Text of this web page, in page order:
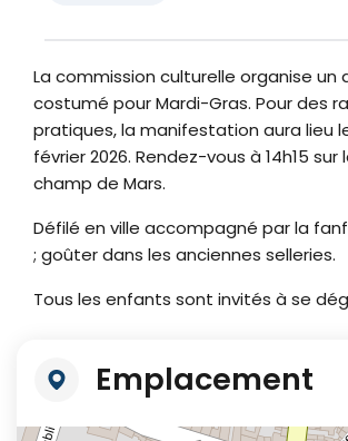
La commission culturelle organise un
costumé pour Mardi-Gras. Pour des
pratiques, la manifestation aura lieu
février 2026. Rendez-vous à 14h15 sur
champ de Mars.
Défilé en ville accompagné par la
; goûter dans les anciennes selleries.
Tous les enfants sont invités à se
Emplacement